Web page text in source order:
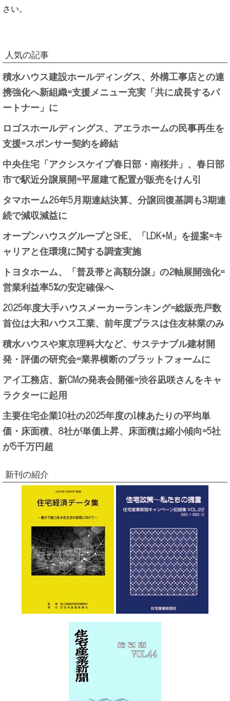
さい。
人気の記事
積水ハウス建設ホールディングス、外構工事店との連
携強化へ新組織=支援メニュー充実「共に成長するパ
ートナー」に
ロゴスホールディングス、アエラホームの民事再生を
支援=スポンサー契約を締結
中央住宅「アクシスケイプ春日部・南桜井」、春日部
市で駅近分譲展開=平屋建て配置が販売をけん引
タマホーム26年5月期連結決算、分譲回復基調も3期連
続で減収減益に
オープンハウスグループとSHE、「LDK+M」を提案=キ
ャリアと住環境に関する調査実施
トヨタホーム、「普及帯と高額分譲」の2軸展開強化=
営業利益率5%の安定確保へ
2025年度大手ハウスメーカーランキング=総販売戸数
首位は大和ハウス工業、前年度プラスは住友林業のみ
積水ハウスや東京理科大など、サステナブル建材開
発・評価の研究会=業界横断のプラットフォームに
アイ工務店、新CMの発表会開催=渋谷凪咲さんをキャ
ラクターに起用
主要住宅企業10社の2025年度の1棟あたりの平均単
価・床面積、8社が単価上昇、床面積は縮小傾向=5社
が5千万円超
新刊の紹介